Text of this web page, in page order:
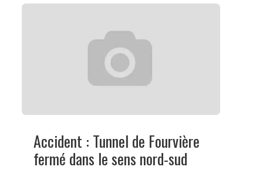
Accident : Tunnel de Fourvière
fermé dans le sens nord-sud